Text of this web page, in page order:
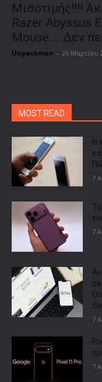
Μισοτιμής!!!!
Razer Abyssus
Mouse…. Δεν
Unpackman - 26 Μαρτίου
MOST READ
Η
7
7
7
7